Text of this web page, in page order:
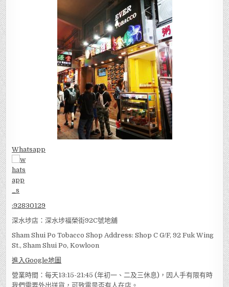
Whatsapp
:92830129
深水埗店：深水埗福榮街92C號地舖
Sham Shui Po Tobacco Shop Address: Shop C G/F, 92 Fuk Wing
St., Sham Shui Po, Kowloon
進入Google地圖
營業時間：每天13:15-21:45 (年初一、二及三休息)，因人手有限有時
我們需要外出送貨，可致電是否有人在店。